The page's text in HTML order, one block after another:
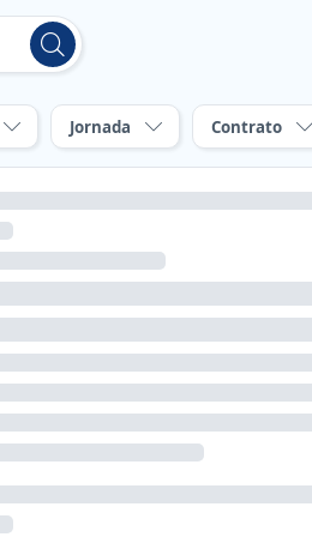
Jornada Contrato